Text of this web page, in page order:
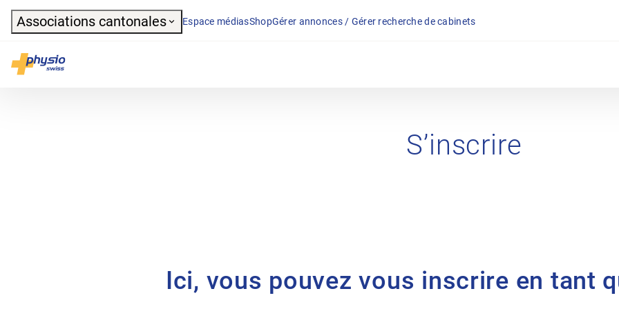
Header
Associations cantonales Espace médiasShopGérer annonces / Gérer recherche de cabinets
Physioswiss
Navigation principale
S’inscrire
Ici, vous pouvez vous inscrire en tant